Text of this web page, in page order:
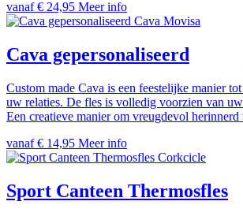
vanaf € 24,95 Meer info
Cava Movisa
Cava gepersonaliseerd
Custom made Cava is een feestelijke manier
uw relaties. De fles is volledig voorzien van
Een creatieve manier om vreugdevol herinnerd
vanaf € 14,95 Meer info
Corkcicle
Sport Canteen Thermosfles